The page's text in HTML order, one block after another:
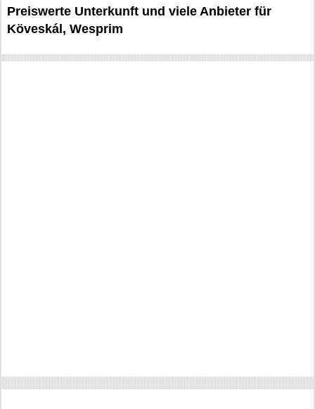
Preiswerte Unterkunft und viele Anbieter für
Köveskál, Wesprim